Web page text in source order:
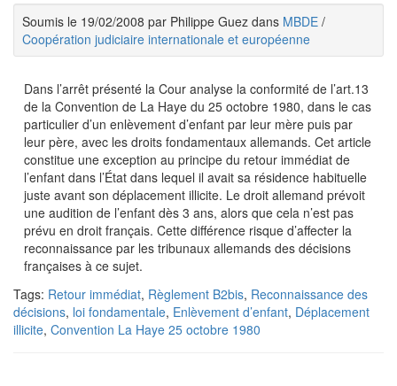
Soumis le 19/02/2008 par Philippe Guez dans MBDE /
Coopération judiciaire internationale et européenne
Dans l’arrêt présenté la Cour analyse la conformité de l’art.13
de la Convention de La Haye du 25 octobre 1980, dans le cas
particulier d’un enlèvement d’enfant par leur mère puis par
leur père, avec les droits fondamentaux allemands. Cet article
constitue une exception au principe du retour immédiat de
l’enfant dans l’État dans lequel il avait sa résidence habituelle
juste avant son déplacement illicite. Le droit allemand prévoit
une audition de l’enfant dès 3 ans, alors que cela n’est pas
prévu en droit français. Cette différence risque d’affecter la
reconnaissance par les tribunaux allemands des décisions
françaises à ce sujet.
Tags: Retour immédiat, Règlement B2bis, Reconnaissance des
décisions, loi fondamentale, Enlèvement d’enfant, Déplacement
illicite, Convention La Haye 25 octobre 1980